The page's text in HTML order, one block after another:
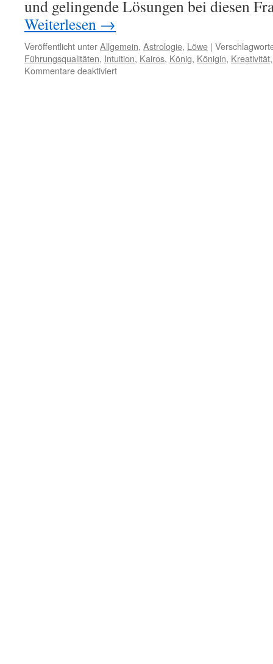
Tag
neu)
und gelingende Lösungen bei diesen
Weiterlesen →
Veröffentlicht unterAllgemein, Astrologie, Löwe |
Führungsqualitäten, Intuition, Kairos, König, Königin, Kreativität
Kommentare deaktiviertfür